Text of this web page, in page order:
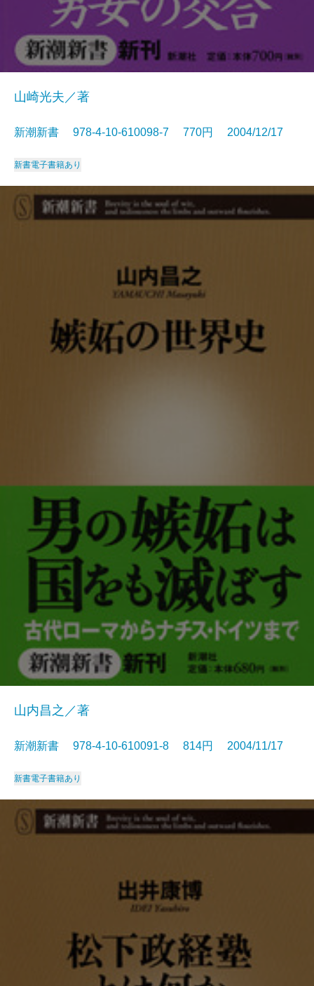
山崎光夫／著
新潮新書 978-4-10-610098-7 770円 2004/12/17
新書電子書籍あり
山内昌之／著
新潮新書 978-4-10-610091-8 814円 2004/11/17
新書電子書籍あり